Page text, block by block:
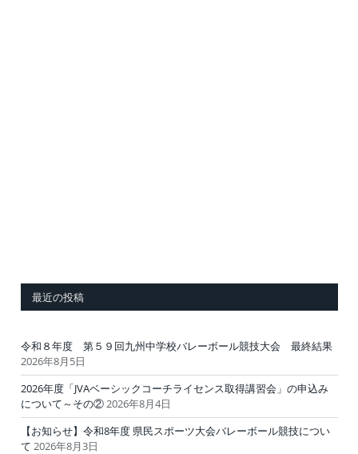
最近の投稿
令和８年度 第５９回九州中学校バレーボール競技大会 最終結果
2026年8月5日
2026年度「JVAベーシックコーチライセンス取得講習会」の申込み
について～その②2026年8月4日
【お知らせ】令和8年度 県民スポーツ大会バレーボール競技につい
て 2026年8月3日